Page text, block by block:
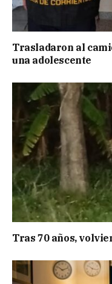
Trasladaron al
una adolescente
Tras 70 años,